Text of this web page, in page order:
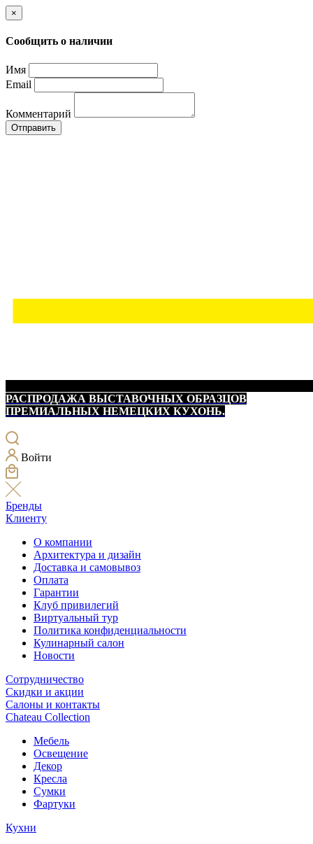
×
Сообщить о наличии
Имя
Email
Комментарий
Отправить
РАСПРОДАЖА ВЫСТАВОЧНЫХ ОБРАЗЦОВ
ПРЕМИАЛЬНЫХ НЕМЕЦКИХ КУХОНЬ.
Войти
Бренды
Клиенту
О компании
Архитектура и дизайн
Доставка и самовывоз
Оплата
Гарантии
Клуб привилегий
Виртуальный тур
Политика конфиденциальности
Кулинарный салон
Новости
Сотрудничество
Скидки и акции
Салоны и контакты
Chateau Collection
Мебель
Освещение
Декор
Кресла
Сумки
Фартуки
Кухни